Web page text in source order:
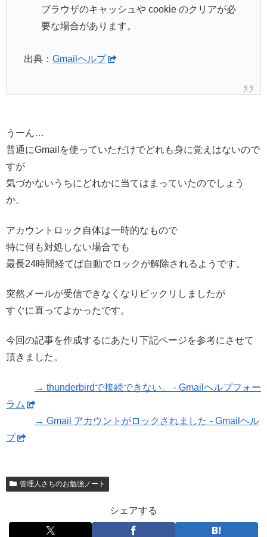
ブラウザのキャッシュや cookie のクリアが必
要な場合があります。
出典： Gmailヘルプ
うーん…
普通にGmailを使っていただけでどれも身に覚えはないので
すが
気づかないうちにどれかに当てはまっていたのでしょう
か。
アカウントロック自体は一時的なもので
特に何も対処しない場合でも
最長24時間経てば自動でロックが解除されるようです。
突然メールが受信できなくなりビックリしましたが
すぐに直ってよかったです。
今回の記事を作成するにあたり下記ページを参考にさせて
頂きました。
→ thunderbirdで接続できない。 - Gmailヘルプフォー
ラム
→ Gmail アカウントがロックされました - Gmailヘル
プ
管理人さちのお勉強ノート
シェアする